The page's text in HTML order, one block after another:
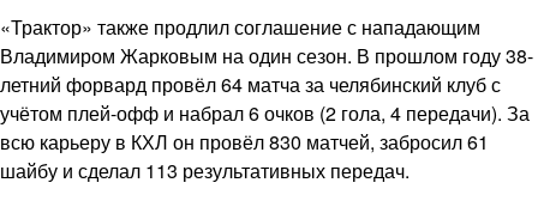
«Трактор» также продлил соглашение с нападающим
Владимиром Жарковым на один сезон. В прошлом году 38-
летний форвард провёл 64 матча за челябинский клуб с
учётом плей-офф и набрал 6 очков (2 гола, 4 передачи). За
всю карьеру в КХЛ он провёл 830 матчей, забросил 61
шайбу и сделал 113 результативных передач.